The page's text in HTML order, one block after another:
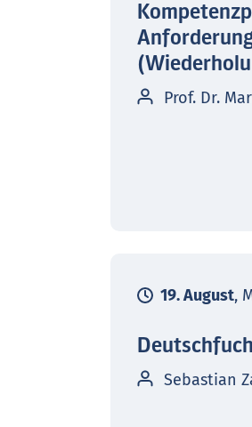
Prof. Dr.
19. August,
Sebastian